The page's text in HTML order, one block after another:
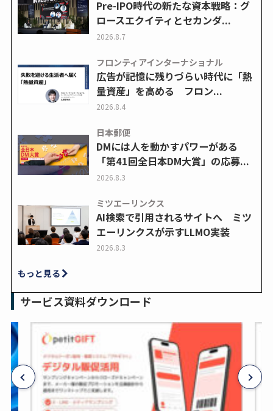
Pre-IPO時代の新たな資本戦略：グ
ロースエクイティとセカンダ...
2026.8.7
フロンティアインターナショナル
広告が記憶に残りづらい時代に「熱
量資産」を高める フロン...
2026.8.4
日本郵便
DMには人を動かすパワーがある
「第41回全日本DM大賞」の応募...
2026.8.3
ミツエーリンクス
AI検索で引用されるサイトへ ミツ
エーリンクスが示すLLMO実装
2026.8.3
もっと見る
サービス資料ダウンロード